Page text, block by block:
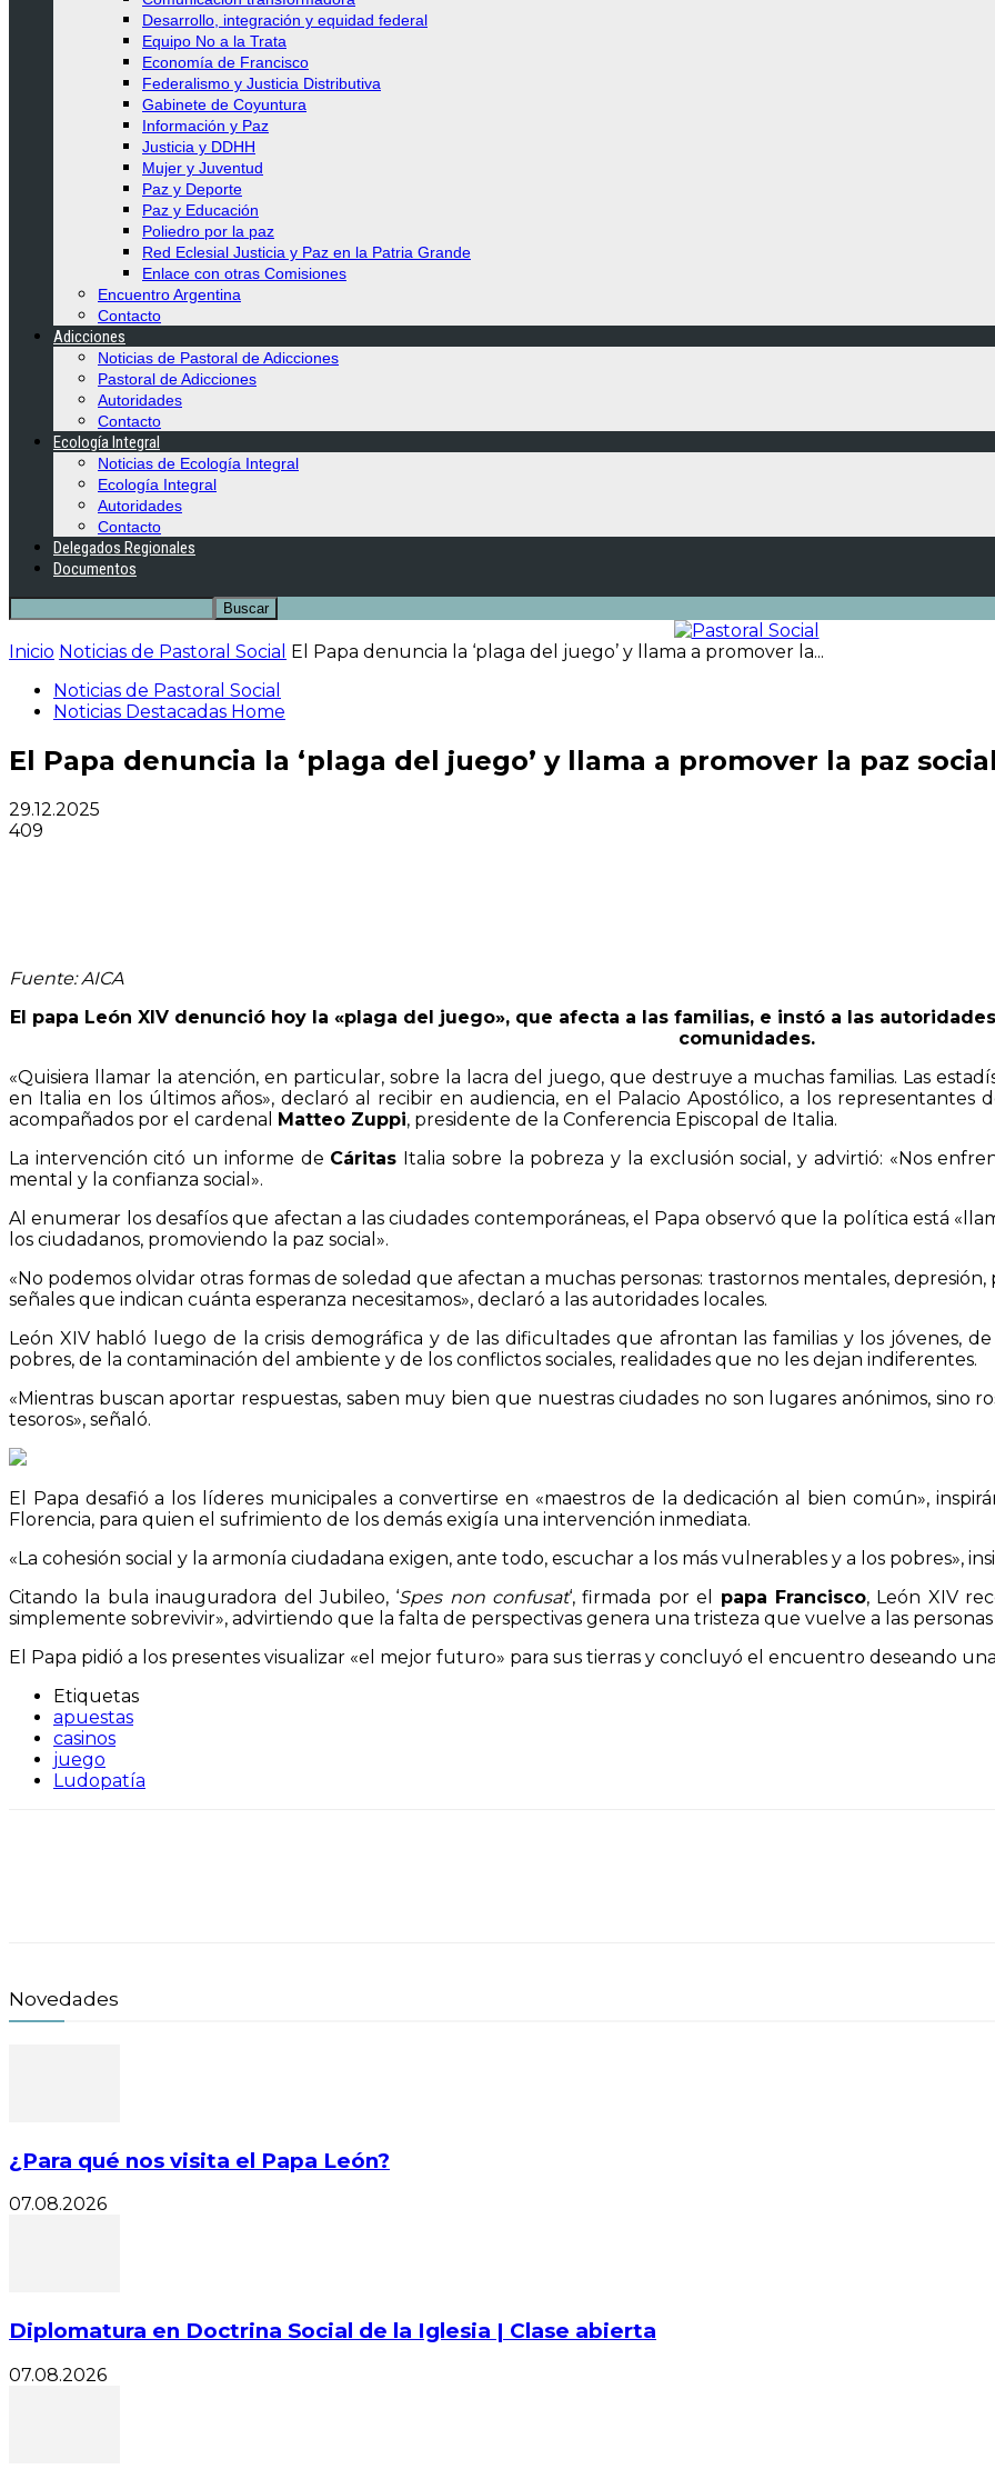
Desarrollo, integración y equidad federal
Equipo No a la Trata
Economía de Francisco
Federalismo y Justicia Distributiva
Gabinete de Coyuntura
Información y Paz
Justicia y DDHH
Mujer y Juventud
Paz y Deporte
Paz y Educación
Poliedro por la paz
Red Eclesial Justicia y Paz en la Patria Grande
Enlace con otras Comisiones
Encuentro Argentina
Contacto
Adicciones
Noticias de Pastoral de Adicciones
Pastoral de Adicciones
Autoridades
Contacto
Ecología Integral
Noticias de Ecología Integral
Ecología Integral
Autoridades
Contacto
Delegados Regionales
Documentos
Inicio Noticias de Pastoral Social El Papa denuncia la ‘plaga del juego’ y llama a promover la...
Noticias de Pastoral Social
Noticias Destacadas Home
El Papa denuncia la ‘plaga del juego’ y llama a promover la paz
29.12.2025
409
Fuente: AICA
El papa León XIV denunció hoy la «plaga del juego», que afecta a las familias, e instó a las
comunidades.
«Quisiera llamar la atención, en particular, sobre la lacra del juego, que destruye a muchas familias. Las
en Italia en los últimos años», declaró al recibir en audiencia, en el Palacio Apostólico, a los representantes
acompañados por el cardenal Matteo Zuppi, presidente de la Conferencia Episcopal de Italia.
La intervención citó un informe de Cáritas Italia sobre la pobreza y la exclusión social, y advirtió: «Nos
mental y la confianza social».
Al enumerar los desafíos que afectan a las ciudades contemporáneas, el Papa observó que la política está
los ciudadanos, promoviendo la paz social».
«No podemos olvidar otras formas de soledad que afectan a muchas personas: trastornos mentales,
señales que indican cuánta esperanza necesitamos», declaró a las autoridades locales.
León XIV habló luego de la crisis demográfica y de las dificultades que afrontan las familias y los jóvenes,
pobres, de la contaminación del ambiente y de los conflictos sociales, realidades que no les dejan indiferentes.
«Mientras buscan aportar respuestas, saben muy bien que nuestras ciudades no son lugares anónimos, sino
tesoros», señaló.
El Papa desafió a los líderes municipales a convertirse en «maestros de la dedicación al bien común»,
Florencia, para quien el sufrimiento de los demás exigía una intervención inmediata.
«La cohesión social y la armonía ciudadana exigen, ante todo, escuchar a los más vulnerables y a los pobres»,
Citando la bula inauguradora del Jubileo, ‘Spes non confusat‘, firmada por el papa Francisco, León XIV
simplemente sobrevivir», advirtiendo que la falta de perspectivas genera una tristeza que vuelve a las
El Papa pidió a los presentes visualizar «el mejor futuro» para sus tierras y concluyó el encuentro deseando
Etiquetas
apuestas
casinos
juego
Ludopatía
Novedades
¿Para qué nos visita el Papa León?
07.08.2026
Diplomatura en Doctrina Social de la Iglesia | Clase abierta
07.08.2026